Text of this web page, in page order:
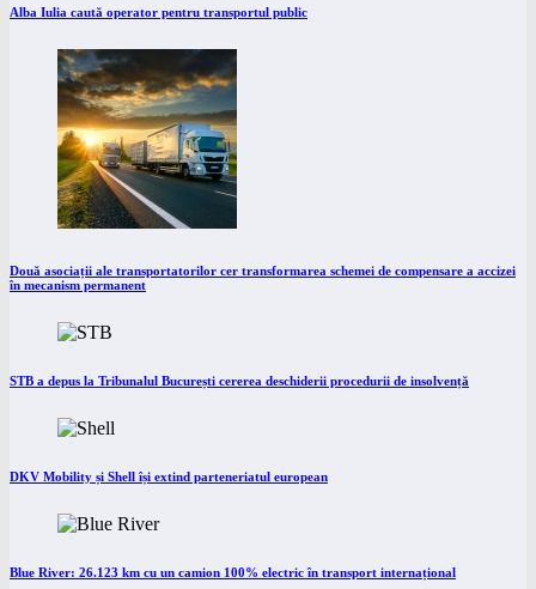
Alba Iulia caută operator pentru transportul public
Două asociații ale transportatorilor cer transformarea schemei de compensare a accizei
în mecanism permanent
STB a depus la Tribunalul București cererea deschiderii procedurii de insolvență
DKV Mobility și Shell își extind parteneriatul european
Blue River: 26.123 km cu un camion 100% electric în transport internațional